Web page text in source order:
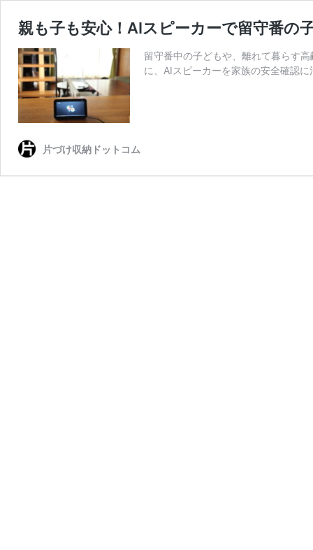
親も子も安心！AIスピーカーで留守番の
留守番中の子どもや、離れて暮らす
に、AIスピーカーを家族の安全確認
片づけ収納ドットコム